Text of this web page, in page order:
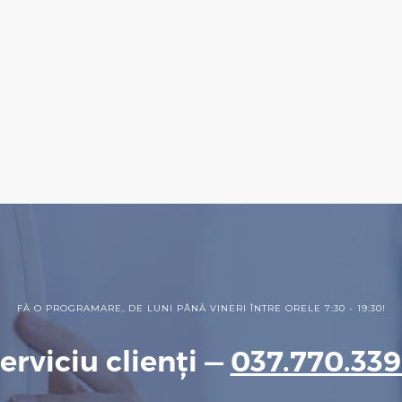
FĂ O PROGRAMARE, DE LUNI PÂNĂ VINERI ÎNTRE ORELE 7:30 - 19:30!
clienți —